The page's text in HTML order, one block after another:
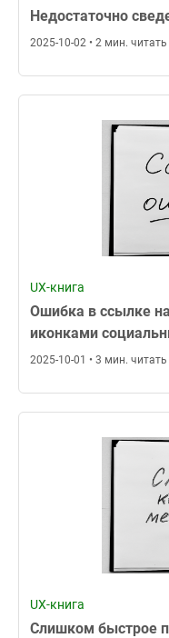
Недостаточно
2025-10-02 • 2 мин. читать
UX-книга
Ошибка в ссылке
иконками
2025-10-01 • 3 мин. читать
UX-книга
Слишком быстрое